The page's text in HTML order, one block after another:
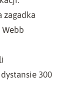
zagadka
Webb
300